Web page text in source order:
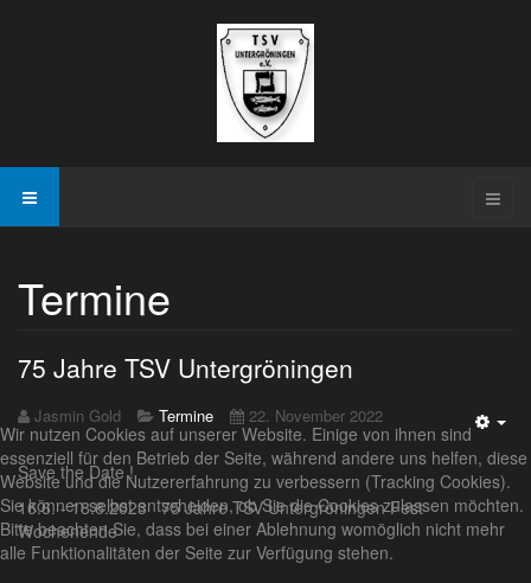
Termine
75 Jahre TSV Untergröningen
Jasmin Gold Termine 22. November 2022
Save the Date !
16.6. - 18.6.2023 75 Jahre TSV Untergröningen Fest
Wochenende
Wir nutzen Cookies auf unserer Website. Einige von ihnen sind
essenziell für den Betrieb der Seite, während andere uns helfen, diese
Website und die Nutzererfahrung zu verbessern (Tracking Cookies).
Sie können selbst entscheiden, ob Sie die Cookies zulassen möchten.
Bitte beachten Sie, dass bei einer Ablehnung womöglich nicht mehr
alle Funktionalitäten der Seite zur Verfügung stehen.